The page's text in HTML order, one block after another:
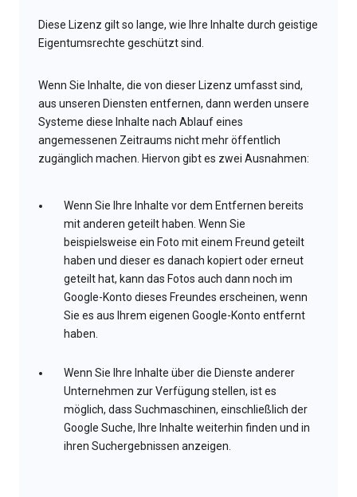
Diese Lizenz gilt so lange, wie Ihre Inhalte durch geistige
Eigentumsrechte geschützt sind.
Wenn Sie Inhalte, die von dieser Lizenz umfasst sind,
aus unseren Diensten entfernen, dann werden unsere
Systeme diese Inhalte nach Ablauf eines
angemessenen Zeitraums nicht mehr öffentlich
zugänglich machen. Hiervon gibt es zwei Ausnahmen:
Wenn Sie Ihre Inhalte vor dem Entfernen bereits
mit anderen geteilt haben. Wenn Sie
beispielsweise ein Foto mit einem Freund geteilt
haben und dieser es danach kopiert oder erneut
geteilt hat, kann das Fotos auch dann noch im
Google-Konto dieses Freundes erscheinen, wenn
Sie es aus Ihrem eigenen Google-Konto entfernt
haben.
Wenn Sie Ihre Inhalte über die Dienste anderer
Unternehmen zur Verfügung stellen, ist es
möglich, dass Suchmaschinen, einschließlich der
Google Suche, Ihre Inhalte weiterhin finden und in
ihren Suchergebnissen anzeigen.